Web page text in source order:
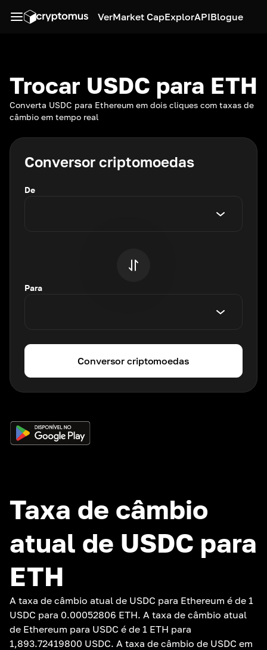
VerMarket CapExplorAPIBlogue
Trocar USDC para ETH
Converta USDC para Ethereum em dois cliques com taxas de
câmbio em tempo real
Conversor criptomoedas
De
Para
Conversor criptomoedas
Taxa de câmbio
atual de USDC para
ETH
A taxa de câmbio atual de USDC para Ethereum é de 1
USDC para 0.00052806 ETH. A taxa de câmbio atual
de Ethereum para USDC é de 1 ETH para
1,893.72419800 USDC. A taxa de câmbio de USDC em